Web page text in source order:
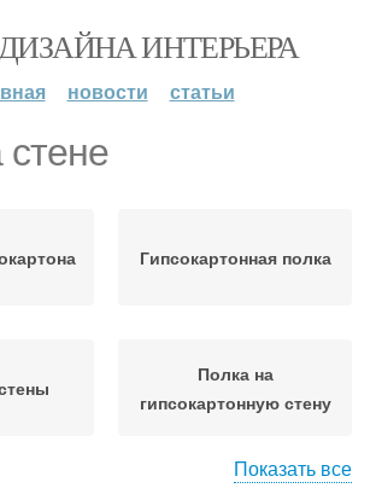
ИНТЕРЬЕРА
новости статьи
Гипсокартонная полка
Полка на
гипсокартонную стену
Показать все